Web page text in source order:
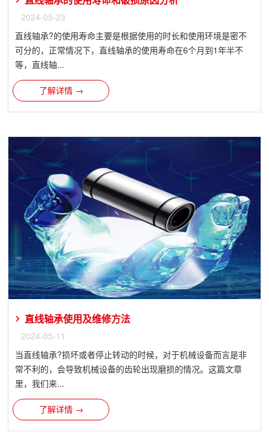
2024-05-23
直线轴承?的使用寿命主要是根据使用的时长和使用环境是密不
可分的，正常情况下，直线轴承的使用寿命在6个月到1年半不
等，直线轴...
了解详情 →
直线轴承使用及维修方法
2024-05-11
当直线轴承?损坏或者停止转动的时候，对于机械设备而言是非
常不利的，会导致机械设备的齿轮出现磨损的情况。这篇文章
里，我们来...
了解详情 →